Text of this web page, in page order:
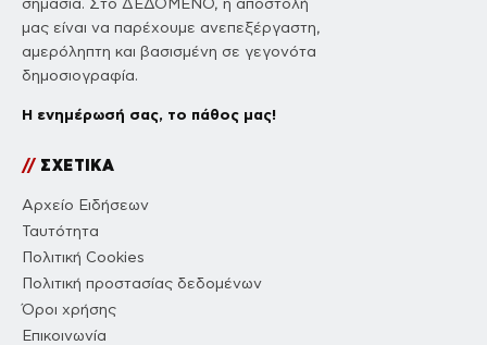
σημασία. Στο ΔΕΔΟΜΕΝΟ, η αποστολή
μας είναι να παρέχουμε ανεπεξέργαστη,
αμερόληπτη και βασισμένη σε γεγονότα
δημοσιογραφία.
Η ενημέρωσή σας, το πάθος μας!
//ΣΧΕΤΙΚΑ
Αρχείο Ειδήσεων
Ταυτότητα
Πολιτική Cookies
Πολιτική προστασίας δεδομένων
Όροι χρήσης
Επικοινωνία